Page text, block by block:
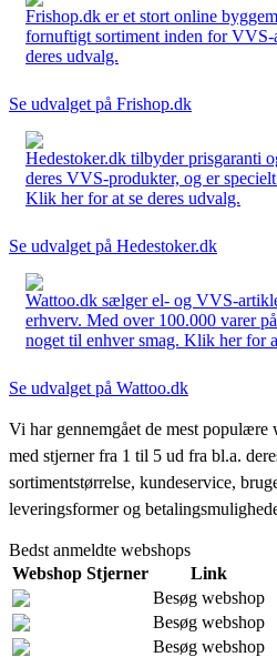
Frishop.dk er et stort online
fornuftigt sortiment inden for
deres udvalg.
Se udvalget på Frishop.dk
Hedestoker.dk tilbyder prisgaranti
deres VVS-produkter, og er
Klik her for at se deres udvalg.
Se udvalget på Hedestoker.dk
Wattoo.dk sælger el- og VVS-
erhverv. Med over 100.000 varer
noget til enhver smag. Klik her for
Se udvalget på Wattoo.dk
Vi har gennemgået de mest populære
med stjerner fra 1 til 5 ud fra bl.a.
sortimentstørrelse, kundeservice,
leveringsformer og
Bedst anmeldte webshops
Webshop Stjerner
Link
Besøg webshop
Besøg webshop
Besøg webshop